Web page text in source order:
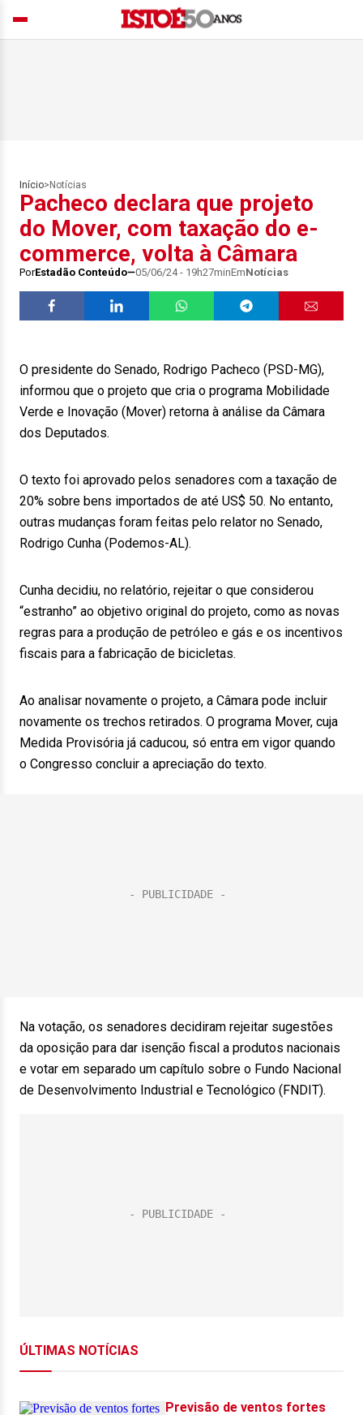
Início> Notícias
Pacheco declara que projeto
do Mover, com taxação do e-
commerce, volta à Câmara
PorEstadão Conteúdo 05/06/24 - 19h27minEmNotícias
O presidente do Senado, Rodrigo Pacheco (PSD-MG),
informou que o projeto que cria o programa Mobilidade
Verde e Inovação (Mover) retorna à análise da Câmara
dos Deputados.
O texto foi aprovado pelos senadores com a taxação de
20% sobre bens importados de até US$ 50. No entanto,
outras mudanças foram feitas pelo relator no Senado,
Rodrigo Cunha (Podemos-AL).
Cunha decidiu, no relatório, rejeitar o que considerou
“estranho” ao objetivo original do projeto, como as novas
regras para a produção de petróleo e gás e os incentivos
fiscais para a fabricação de bicicletas.
Ao analisar novamente o projeto, a Câmara pode incluir
novamente os trechos retirados. O programa Mover, cuja
Medida Provisória já caducou, só entra em vigor quando
o Congresso concluir a apreciação do texto.
Na votação, os senadores decidiram rejeitar sugestões
da oposição para dar isenção fiscal a produtos nacionais
e votar em separado um capítulo sobre o Fundo Nacional
de Desenvolvimento Industrial e Tecnológico (FNDIT).